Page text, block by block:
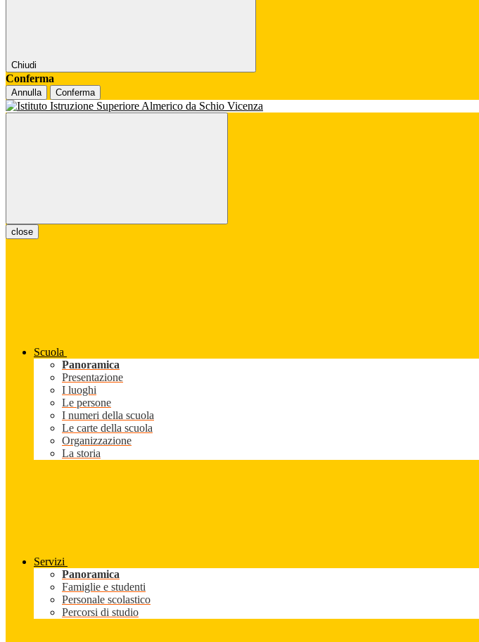
Chiudi
Conferma
Annulla Conferma
close
Scuola
Panoramica
Presentazione
I luoghi
Le persone
I numeri della scuola
Le carte della scuola
Organizzazione
La storia
Servizi
Panoramica
Famiglie e studenti
Personale scolastico
Percorsi di studio